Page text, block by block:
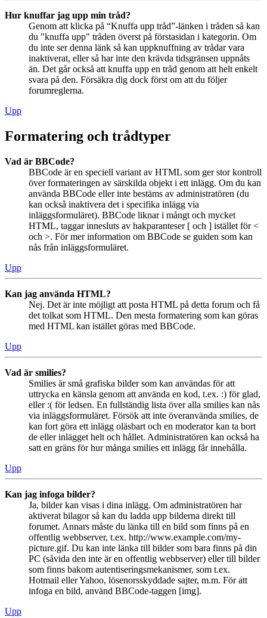
Hur knuffar jag upp min tråd?
Genom att klicka på “Knuffa upp tråd”-länken i tråden så kan
du "knuffa upp" tråden överst på förstasidan i kategorin. Om
du inte ser denna länk så kan uppknuffning av trådar vara
inaktiverat, eller så har inte den krävda tidsgränsen uppnåts
än. Det går också att knuffa upp en tråd genom att helt enkelt
svara på den. Försäkra dig dock först om att du följer
forumreglerna.
Upp
Formatering och trådtyper
Vad är BBCode?
BBCode är en speciell variant av HTML som ger stor kontroll
över formateringen av särskilda objekt i ett inlägg. Om du kan
använda BBCode eller inte bestäms av administratören (du
kan också inaktivera det i specifika inlägg via
inläggsformuläret). BBCode liknar i mångt och mycket
HTML, taggar innesluts av hakparanteser [ och ] istället för <
och >. För mer information om BBCode se guiden som kan
nås från inläggsformuläret.
Upp
Kan jag använda HTML?
Nej. Det är inte möjligt att posta HTML på detta forum och få
det tolkat som HTML. Den mesta formatering som kan göras
med HTML kan istället göras med BBCode.
Upp
Vad är smilies?
Smilies är små grafiska bilder som kan användas för att
uttrycka en känsla genom att använda en kod, t.ex. :) för glad,
eller :( för ledsen. En fullständig lista över alla smilies kan nås
via inläggsformuläret. Försök att inte överanvända smilies, de
kan fort göra ett inlägg oläsbart och en moderator kan ta bort
de eller inlägget helt och hållet. Administratören kan också ha
satt en gräns för hur många smilies ett inlägg får innehålla.
Upp
Kan jag infoga bilder?
Ja, bilder kan visas i dina inlägg. Om administratören har
aktiverat bilagor så kan du ladda upp bilderna direkt till
forumet. Annars måste du länka till en bild som finns på en
offentlig webbserver, t.ex. http://www.example.com/my-
picture.gif. Du kan inte länka till bilder som bara finns på din
PC (såvida den inte är en offentlig webbserver) eller till bilder
som finns bakom autentiseringsmekanismer, som t.ex.
Hotmail eller Yahoo, lösenorsskyddade sajter, m.m. För att
infoga en bild, använd BBCode-taggen [img].
Upp